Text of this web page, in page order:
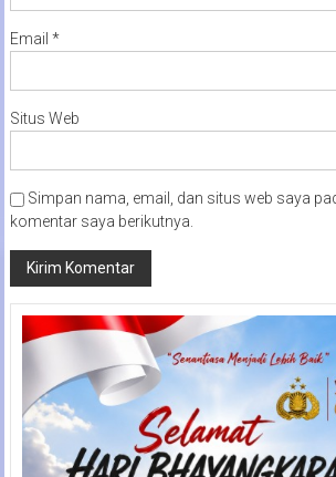
Email *
Situs Web
Simpan nama, email, dan situs web saya
komentar saya berikutnya.